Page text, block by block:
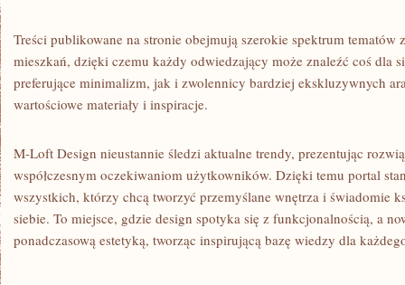
Treści publikowane na stronie obejmują szerokie spektrum tematów
mieszkań, dzięki czemu każdy odwiedzający może znaleźć coś dla
preferujące minimalizm, jak i zwolennicy bardziej ekskluzywnych
wartościowe materiały i inspiracje.
M-Loft Design nieustannie śledzi aktualne trendy, prezentując
współczesnym oczekiwaniom użytkowników. Dzięki temu portal
wszystkich, którzy chcą tworzyć przemyślane wnętrza i świadomie
siebie. To miejsce, gdzie design spotyka się z funkcjonalnością, a
ponadczasową estetyką, tworząc inspirującą bazę wiedzy dla